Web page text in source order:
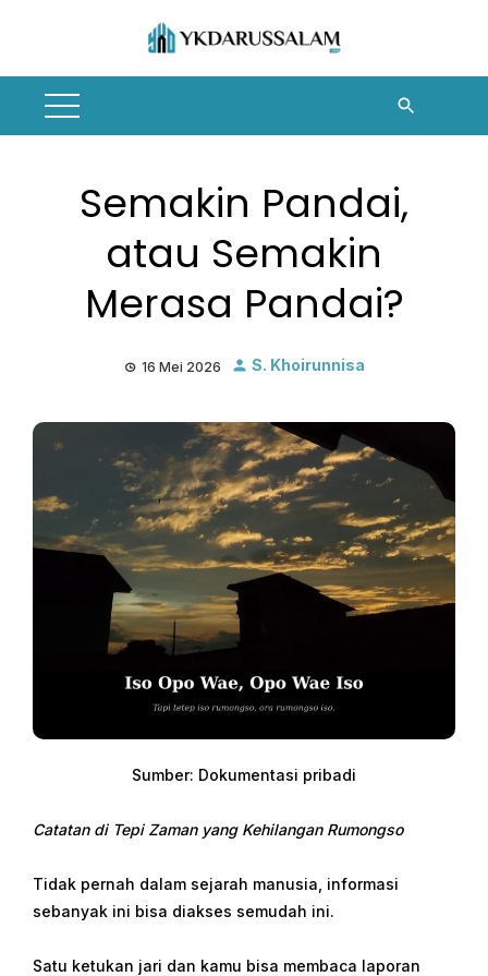
Semakin Pandai,
atau Semakin
Merasa Pandai?
16 Mei 2026 S. Khoirunnisa
Sumber: Dokumentasi pribadi
Catatan di Tepi Zaman yang Kehilangan Rumongso
Tidak pernah dalam sejarah manusia, informasi
sebanyak ini bisa diakses semudah ini.
Satu ketukan jari dan kamu bisa membaca laporan